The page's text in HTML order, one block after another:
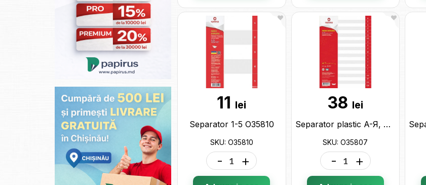
11 lei
Separator 1-5 O35810
SKU: O35810
- +
38 lei
Separator plastic A-Я, A4 rus O35807
SKU: O35807
- +